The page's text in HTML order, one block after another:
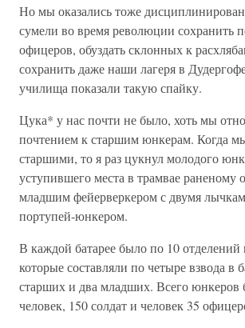
Но мы оказались тоже
сумели во время революции сохранить
офицеров, обуздать склонных к
сохранить даже наши лагеря в
училища показали такую спайку.
Цука* у нас почти не было, хоть мы
почтением к старшим юнкерам. Когда
старшими, то я раз цукнул молодого
уступившего места в трамвае
младшим фейерверкером с двумя
портупей-юнкером.
В каждой батарее было по 10 отделений
которые составляли по четыре взвода в
старших и два младших. Всего юнкеров
человек, 150 солдат и человек 35